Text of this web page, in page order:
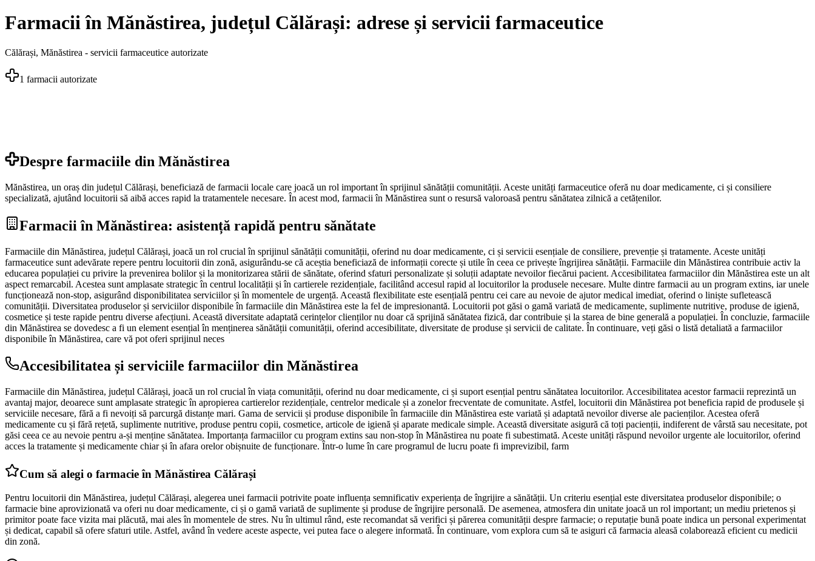
Farmacii în Mănăstirea, județul Călărași: adrese și servicii farmaceutice
Călărași, Mănăstirea - servicii farmaceutice autorizate
1 farmacii autorizate
Despre farmaciile din Mănăstirea
Mănăstirea, un oraș din județul Călărași, beneficiază de farmacii locale care joacă un rol important în sprijinul sănătății comunității. Aceste unități farmaceutice oferă nu doar medicamente, ci și consiliere
specializată, ajutând locuitorii să aibă acces rapid la tratamentele necesare. În acest mod, farmacii în Mănăstirea sunt o resursă valoroasă pentru sănătatea zilnică a cetățenilor.
Farmacii în Mănăstirea: asistență rapidă pentru sănătate
Farmaciile din Mănăstirea, județul Călărași, joacă un rol crucial în sprijinul sănătății comunității, oferind nu doar medicamente, ci și servicii esențiale de consiliere, prevenție și tratamente. Aceste unități
farmaceutice sunt adevărate repere pentru locuitorii din zonă, asigurându-se că aceștia beneficiază de informații corecte și utile în ceea ce privește îngrijirea sănătății. Farmaciile din Mănăstirea contribuie activ la
educarea populației cu privire la prevenirea bolilor și la monitorizarea stării de sănătate, oferind sfaturi personalizate și soluții adaptate nevoilor fiecărui pacient. Accesibilitatea farmaciilor din Mănăstirea este un alt
aspect remarcabil. Acestea sunt amplasate strategic în centrul localității și în cartierele rezidențiale, facilitând accesul rapid al locuitorilor la produsele necesare. Multe dintre farmacii au un program extins, iar unele
funcționează non-stop, asigurând disponibilitatea serviciilor și în momentele de urgență. Această flexibilitate este esențială pentru cei care au nevoie de ajutor medical imediat, oferind o liniște sufletească
comunității. Diversitatea produselor și serviciilor disponibile în farmaciile din Mănăstirea este la fel de impresionantă. Locuitorii pot găsi o gamă variată de medicamente, suplimente nutritive, produse de igienă,
cosmetice și teste rapide pentru diverse afecțiuni. Această diversitate adaptată cerințelor clienților nu doar că sprijină sănătatea fizică, dar contribuie și la starea de bine generală a populației. În concluzie, farmaciile
din Mănăstirea se dovedesc a fi un element esențial în menținerea sănătății comunității, oferind accesibilitate, diversitate de produse și servicii de calitate. În continuare, veți găsi o listă detaliată a farmaciilor
disponibile în Mănăstirea, care vă pot oferi sprijinul neces
Accesibilitatea și serviciile farmaciilor din Mănăstirea
Farmaciile din Mănăstirea, județul Călărași, joacă un rol crucial în viața comunității, oferind nu doar medicamente, ci și suport esențial pentru sănătatea locuitorilor. Accesibilitatea acestor farmacii reprezintă un
avantaj major, deoarece sunt amplasate strategic în apropierea cartierelor rezidențiale, centrelor medicale și a zonelor frecventate de comunitate. Astfel, locuitorii din Mănăstirea pot beneficia rapid de produsele și
serviciile necesare, fără a fi nevoiți să parcurgă distanțe mari. Gama de servicii și produse disponibile în farmaciile din Mănăstirea este variată și adaptată nevoilor diverse ale pacienților. Acestea oferă
medicamente cu și fără rețetă, suplimente nutritive, produse pentru copii, cosmetice, articole de igienă și aparate medicale simple. Această diversitate asigură că toți pacienții, indiferent de vârstă sau necesitate, pot
găsi ceea ce au nevoie pentru a-și menține sănătatea. Importanța farmaciilor cu program extins sau non-stop în Mănăstirea nu poate fi subestimată. Aceste unități răspund nevoilor urgente ale locuitorilor, oferind
acces la tratamente și medicamente chiar și în afara orelor obișnuite de funcționare. Într-o lume în care programul de lucru poate fi imprevizibil, farm
Cum să alegi o farmacie în Mănăstirea Călărași
Pentru locuitorii din Mănăstirea, județul Călărași, alegerea unei farmacii potrivite poate influența semnificativ experiența de îngrijire a sănătății. Un criteriu esențial este diversitatea produselor disponibile; o
farmacie bine aprovizionată va oferi nu doar medicamente, ci și o gamă variată de suplimente și produse de îngrijire personală. De asemenea, atmosfera din unitate joacă un rol important; un mediu prietenos și
primitor poate face vizita mai plăcută, mai ales în momentele de stres. Nu în ultimul rând, este recomandat să verifici și părerea comunității despre farmacie; o reputație bună poate indica un personal experimentat
și dedicat, capabil să ofere sfaturi utile. Astfel, având în vedere aceste aspecte, vei putea face o alegere informată. În continuare, vom explora cum să te asiguri că farmacia aleasă colaborează eficient cu medicii
din zonă.